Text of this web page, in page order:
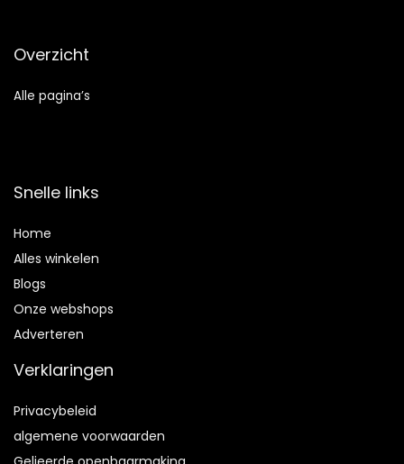
Overzicht
Alle pagina’s
Snelle links
Home
Alles winkelen
Blogs
Onze webshops
Adverteren
Verklaringen
Privacybeleid
algemene voorwaarden